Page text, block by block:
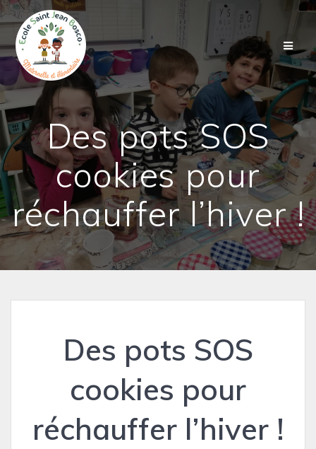
Passer
contenu
Des pots SOS
cookies pour
réchauffer l’hiver !
Des pots SOS
cookies pour
réchauffer l’hiver !